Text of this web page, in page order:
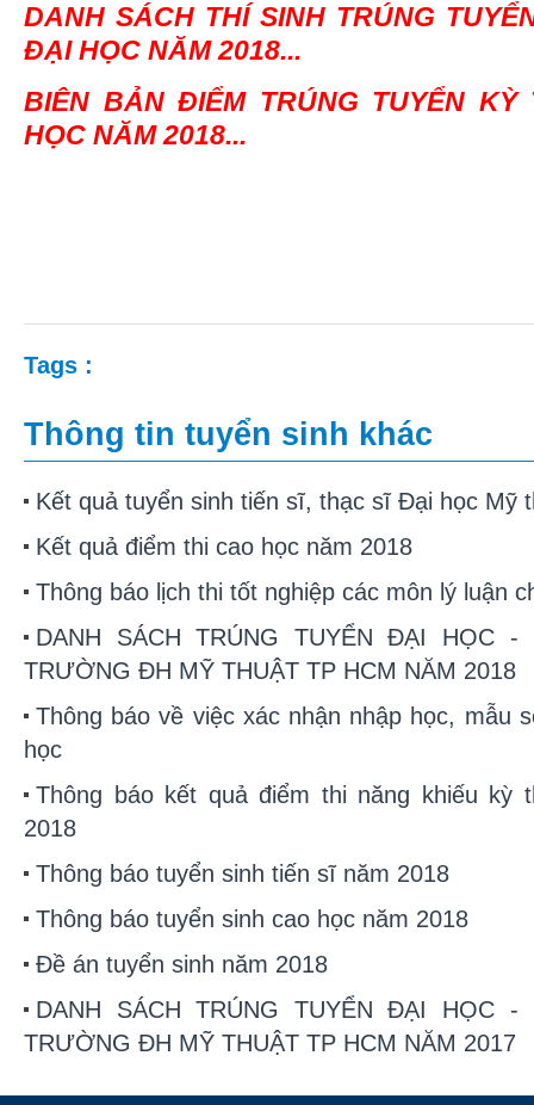
DANH SÁCH THÍ SINH TRÚNG
ĐẠI HỌC NĂM 2018...
BIÊN BẢN ĐIỂM TRÚNG TUYỂN KỲ
HỌC NĂM 2018...
Tags :
Thông tin tuyển sinh khác
Kết quả tuyển sinh tiến sĩ, thạc sĩ Đại học Mỹ
Kết quả điểm thi cao học năm 2018
Thông báo lịch thi tốt nghiệp các môn lý luận
DANH SÁCH TRÚNG TUYỂN ĐẠI HỌC -
TRƯỜNG ĐH MỸ THUẬT TP HCM NĂM 2018
Thông báo về việc xác nhận nhập học, mẫu
học
Thông báo kết quả điểm thi năng khiếu kỳ
2018
Thông báo tuyển sinh tiến sĩ năm 2018
Thông báo tuyển sinh cao học năm 2018
Đề án tuyển sinh năm 2018
DANH SÁCH TRÚNG TUYỂN ĐẠI HỌC -
TRƯỜNG ĐH MỸ THUẬT TP HCM NĂM 2017